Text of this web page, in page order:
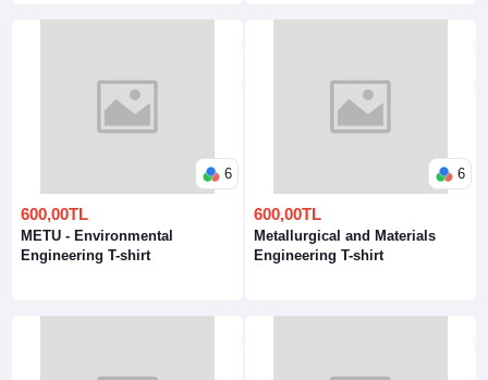
6
600,00TL
METU - Environmental
Engineering T-shirt
6
600,00TL
Metallurgical and Materials
Engineering T-shirt